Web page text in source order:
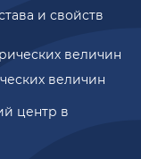
центр в
и свойств
величин
величин